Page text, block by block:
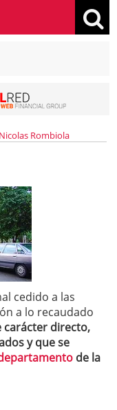
Nicolas Rombiola
cedido a las
a lo recaudado
carácter directo,
y que se
de la